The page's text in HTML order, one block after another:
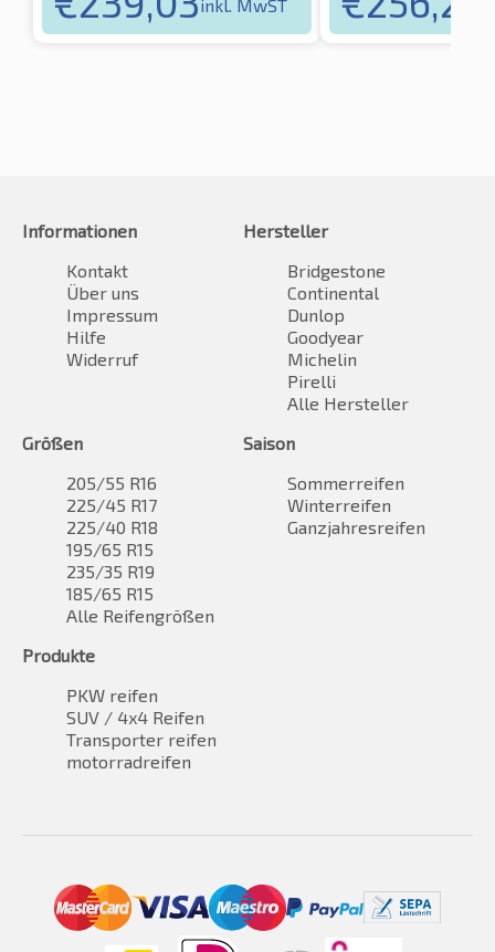
inkl. MwST
Informationen
Kontakt
Über uns
Impressum
Hilfe
Widerruf
Hersteller
Bridgestone
Continental
Dunlop
Goodyear
Michelin
Pirelli
Alle Hersteller
Größen
205/55 R16
225/45 R17
225/40 R18
195/65 R15
235/35 R19
185/65 R15
Alle Reifengrößen
Saison
Sommerreifen
Winterreifen
Ganzjahresreifen
Produkte
PKW reifen
SUV / 4x4 Reifen
Transporter reifen
motorradreifen